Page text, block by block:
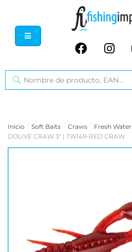
Inicio / Soft Baits / Craws / Fresh Water
DOLIVE CRAW 3" | TW149-RED CRAW